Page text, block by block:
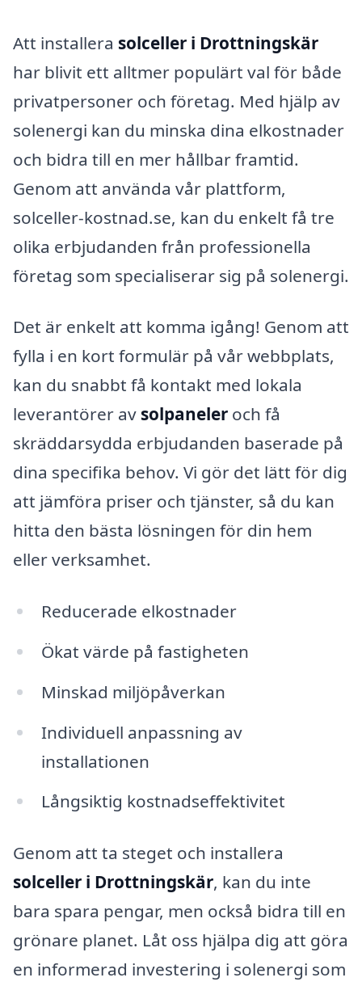
Att installera solceller i Drottningskär
har blivit ett alltmer populärt val för både
privatpersoner och företag. Med hjälp av
solenergi kan du minska dina elkostnader
och bidra till en mer hållbar framtid.
Genom att använda vår plattform,
solceller-kostnad.se, kan du enkelt få tre
olika erbjudanden från professionella
företag som specialiserar sig på solenergi.
Det är enkelt att komma igång! Genom att
fylla i en kort formulär på vår webbplats,
kan du snabbt få kontakt med lokala
leverantörer av solpaneler och få
skräddarsydda erbjudanden baserade på
dina specifika behov. Vi gör det lätt för dig
att jämföra priser och tjänster, så du kan
hitta den bästa lösningen för din hem
eller verksamhet.
Reducerade elkostnader
Ökat värde på fastigheten
Minskad miljöpåverkan
Individuell anpassning av
installationen
Långsiktig kostnadseffektivitet
Genom att ta steget och installera
solceller i Drottningskär, kan du inte
bara spara pengar, men också bidra till en
grönare planet. Låt oss hjälpa dig att göra
en informerad investering i solenergi som